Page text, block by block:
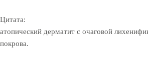
Цитата:
атопический дерматит с очаговой
покрова.